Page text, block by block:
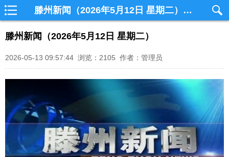
滕州新闻（2026年5月12日 星期二）_滕州网视
滕州新闻（2026年5月12日 星期二）
2026-05-13 09:57:44 浏览：2105 作者：管理员